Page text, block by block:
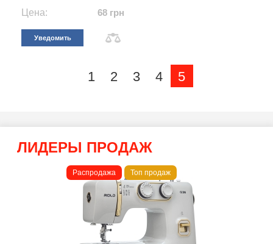
Цена: 68 грн
Уведомить
1 2 3 4 5
ЛИДЕРЫ ПРОДАЖ
Распродажа Топ продаж